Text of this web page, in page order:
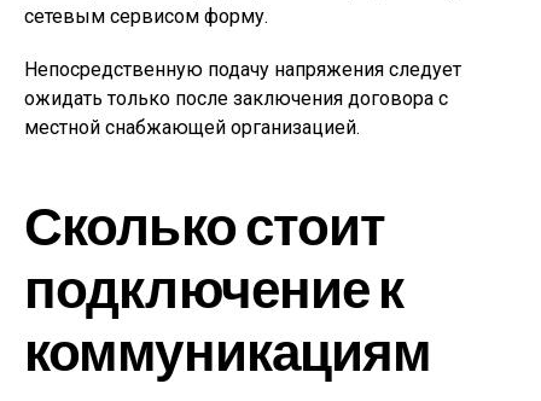
сетевым сервисом форму.
Непосредственную подачу напряжения следует
ожидать только после заключения договора с
местной снабжающей организацией.
Сколько стоит
подключение к
коммуникациям